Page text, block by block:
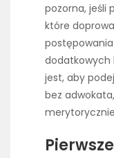
pozorna, jeśli
które
dodatkowych
jest, aby
bez